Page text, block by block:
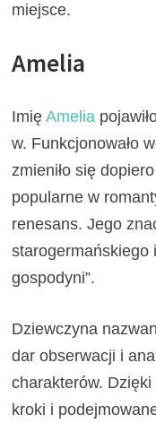
miejsce.
Amelia
ImięAmelia
w. Funkcjonowało
zmieniło się
popularne w
renesans. Jego
starogermańskiego
gospodyni”.
Dziewczyna
dar obserwacji i
charakterów.
kroki i